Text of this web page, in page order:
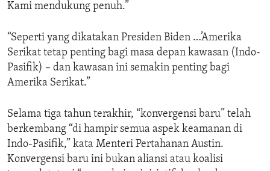
Kami mendukung penuh.”
“Seperti yang dikatakan Presiden Biden …’Amerika
Serikat tetap penting bagi masa depan kawasan (Indo-
Pasifik) – dan kawasan ini semakin penting bagi
Amerika Serikat.”
Selama tiga tahun terakhir, “konvergensi baru” telah
berkembang “di hampir semua aspek keamanan di
Indo-Pasifik,” kata Menteri Pertahanan Austin.
Konvergensi baru ini bukan aliansi atau koalisi